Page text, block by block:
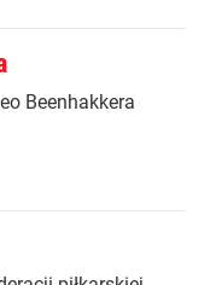
Beenhakkera